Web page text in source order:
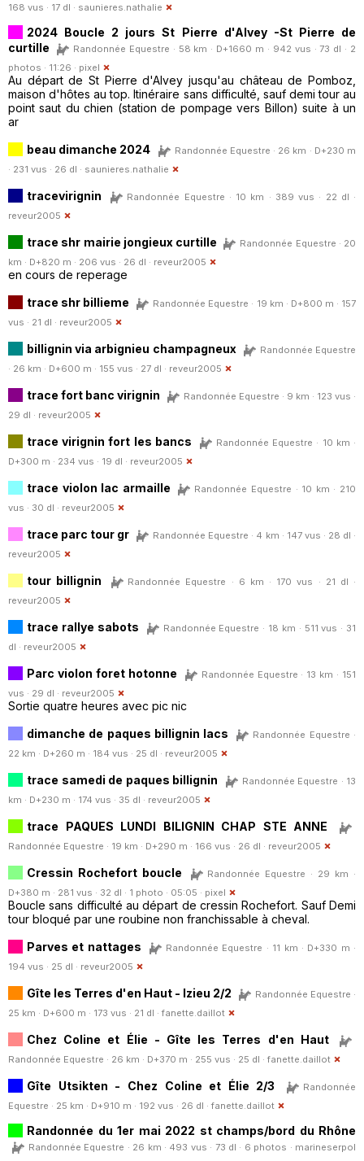
168 vus · 17 dl · saunieres.nathalie
2024 Boucle 2 jours St Pierre d'Alvey -St Pierre de
curtille
Randonnée Equestre · 58 km · D+1660 m · 942 vus · 73 dl · 2
photos · 11:26 · pixel
Au départ de St Pierre d'Alvey jusqu'au château de Pomboz,
maison d'hôtes au top. Itinéraire sans difficulté, sauf demi tour au
point saut du chien (station de pompage vers Billon) suite à un
ar
beau dimanche 2024
Randonnée Equestre · 26 km · D+230 m
· 231 vus · 26 dl · saunieres.nathalie
tracevirignin
Randonnée Equestre · 10 km · 389 vus · 22 dl ·
reveur2005
trace shr mairie jongieux curtille
Randonnée Equestre · 20
km · D+820 m · 206 vus · 26 dl · reveur2005
en cours de reperage
trace shr billieme
Randonnée Equestre · 19 km · D+800 m · 157
vus · 21 dl · reveur2005
billignin via arbignieu champagneux
Randonnée Equestre
· 26 km · D+600 m · 155 vus · 27 dl · reveur2005
trace fort banc virignin
Randonnée Equestre · 9 km · 123 vus ·
29 dl · reveur2005
trace virignin fort les bancs
Randonnée Equestre · 10 km ·
D+300 m · 234 vus · 19 dl · reveur2005
trace violon lac armaille
Randonnée Equestre · 10 km · 210
vus · 30 dl · reveur2005
trace parc tour gr
Randonnée Equestre · 4 km · 147 vus · 28 dl ·
reveur2005
tour billignin
Randonnée Equestre · 6 km · 170 vus · 21 dl ·
reveur2005
trace rallye sabots
Randonnée Equestre · 18 km · 511 vus · 31
dl · reveur2005
Parc violon foret hotonne
Randonnée Equestre · 13 km · 151
vus · 29 dl · reveur2005
Sortie quatre heures avec pic nic
dimanche de paques billignin lacs
Randonnée Equestre ·
22 km · D+260 m · 184 vus · 25 dl · reveur2005
trace samedi de paques billignin
Randonnée Equestre · 13
km · D+230 m · 174 vus · 35 dl · reveur2005
trace PAQUES LUNDI BILIGNIN CHAP STE ANNE
Randonnée Equestre · 19 km · D+290 m · 166 vus · 26 dl · reveur2005
Cressin Rochefort boucle
Randonnée Equestre · 29 km ·
D+380 m · 281 vus · 32 dl · 1 photo · 05:05 · pixel
Boucle sans difficulté au départ de cressin Rochefort. Sauf Demi
tour bloqué par une roubine non franchissable à cheval.
Parves et nattages
Randonnée Equestre · 11 km · D+330 m ·
194 vus · 25 dl · reveur2005
Gîte les Terres d'en Haut - Izieu 2/2
Randonnée Equestre ·
25 km · D+600 m · 173 vus · 21 dl · fanette.daillot
Chez Coline et Élie - Gîte les Terres d'en Haut
Randonnée Equestre · 26 km · D+370 m · 255 vus · 25 dl · fanette.daillot
Gîte Utsikten - Chez Coline et Élie 2/3
Randonnée
Equestre · 25 km · D+910 m · 192 vus · 26 dl · fanette.daillot
Randonnée du 1er mai 2022 st champs/bord du Rhône
Randonnée Equestre · 26 km · 493 vus · 73 dl · 6 photos · marineserpol